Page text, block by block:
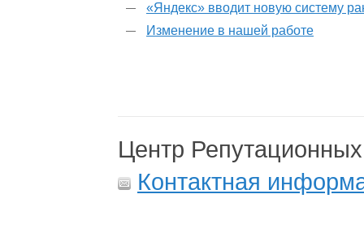
«Яндекс» вводит новую систему
Изменение в нашей работе
Центр
Контактная